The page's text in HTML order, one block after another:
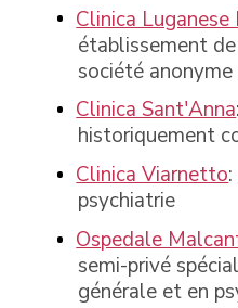
Clinica Luganese
établissement
société
Clinica Sant'Anna
historiquement
Clinica Viarnetto
psychiatrie
Ospedale
semi-privé
générale et en